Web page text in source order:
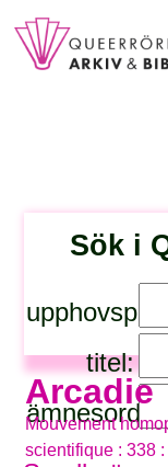
Sök i
titel:
ämnesord:
Arcadie
Mouvement
scientifique : 338